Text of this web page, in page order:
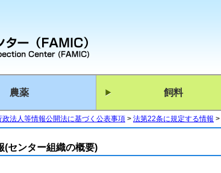
農薬 飼料
政法人等情報公開法に基づく公表事項 法第22条に規定する情報
(センター組織の概要)